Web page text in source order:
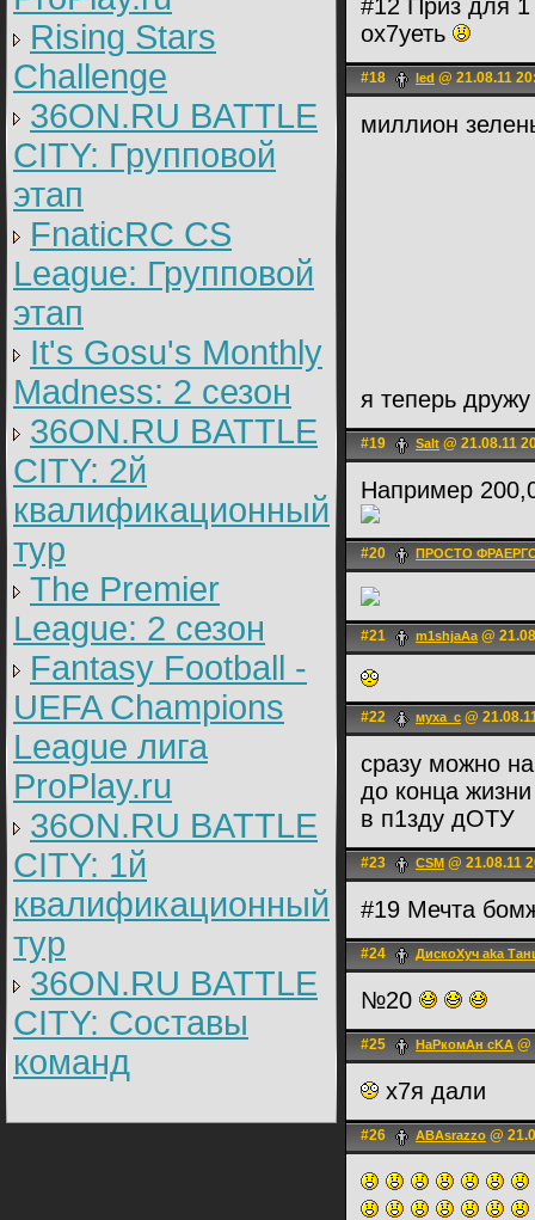
Rising Stars
Challenge
36ON.RU BATTLE
CITY: Групповой
этап
FnaticRC CS
League: Групповой
этап
It's Gosu's Monthly
Madness: 2 сезон
36ON.RU BATTLE
CITY: 2й
квалификационный
тур
The Premier
League: 2 cезон
Fantasy Football -
UEFA Champions
League лига
ProPlay.ru
36ON.RU BATTLE
CITY: 1й
квалификационный
тур
36ON.RU BATTLE
CITY: Составы
команд
#12 Приз для
ох7уеть
#18 led @ 21.08.11
миллион
я теперь
#19 Salt @ 21.08.11
Например
#20 ПРОСТО
#21 m1shjaAa@
#22 муха_с @
сразу можно
до конца жизни
в п1зду дОТУ
#23 CSM @ 21.08.11
#19 Мечта
#24 ДискоХуч aka
№20
#25 HаРкомАн cKA @
х7я дали
#26 ABAsrazzo @